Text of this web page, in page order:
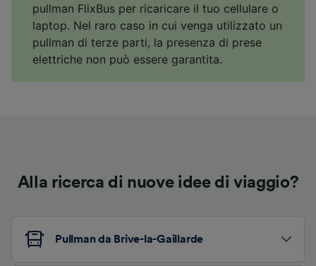
pullman FlixBus per ricaricare il tuo cellulare o
laptop. Nel raro caso in cui venga utilizzato un
pullman di terze parti, la presenza di prese
elettriche non può essere garantita.
Alla ricerca di nuove idee di viaggio?
Pullman da Brive-la-Gaillarde